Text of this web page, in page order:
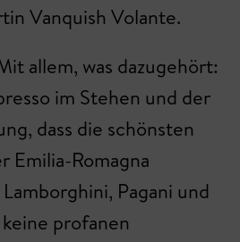
Vanquish Volante.
allem, was dazugehört:
im Stehen und der
dass die schönsten
Emilia-Romagna
Pagani und
profanen